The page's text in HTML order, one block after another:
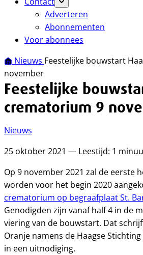
Adverteren
Abonnementen
Voor abonnees
Nieuws Feestelijke bouwstart
november
Feestelijke
crematorium 9
Nieuws
25 oktober 2021 — Leestijd: 1
Op 9 november 2021 zal de eerste
worden voor het begin 2020
crematorium op begraafplaat St.
Genodigden zijn vanaf half 4 in de
viering van de bouwstart. Dat
Oranje namens de Haagse
in een uitnodiging.